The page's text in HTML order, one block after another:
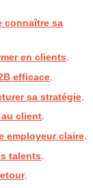
connaître sa
en clients.
efficace
sa stratégie
client.
employeur claire
talents
.